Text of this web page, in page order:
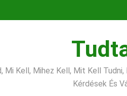
Mi Kell, Mihez Kell, Mit Kell
Kérdések És